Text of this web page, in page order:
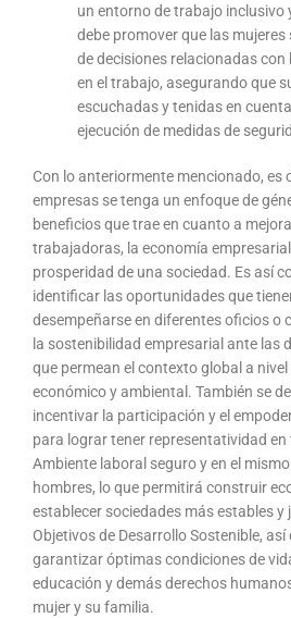
un entorno de trabajo inclusivo
debe promover que las
de decisiones relacionadas con
en el trabajo, asegurando que
escuchadas y tenidas en
ejecución de medidas de
Con lo anteriormente mencionado, es
empresas se tenga un enfoque de
beneficios que trae en cuanto a
trabajadoras, la economía empresarial
prosperidad de una sociedad. Es así
identificar las oportunidades que
desempeñarse en diferentes oficios o
la sostenibilidad empresarial ante las
que permean el contexto global a
económico y ambiental. También se
incentivar la participación y el
para lograr tener representatividad
Ambiente laboral seguro y en el
hombres, lo que permitirá construir
establecer sociedades más estables
Objetivos de Desarrollo Sostenible,
garantizar óptimas condiciones de
educación y demás derechos
mujer y su familia.